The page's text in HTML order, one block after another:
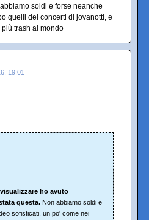
soldi e forse neanche
quelli dei concerti di jovanotti, e
trash al mondo
19:01
ho avuto
questa. Non abbiamo soldi e
sofisticati, un po' come nei